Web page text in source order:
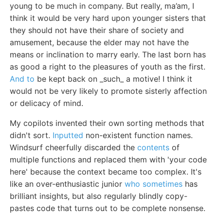
young to be much in company. But really, ma’am, I
think it would be very hard upon younger sisters that
they should not have their share of society and
amusement, because the elder may not have the
means or inclination to marry early. The last born has
as good a right to the pleasures of youth as the first.
And to be kept back on _such_ a motive! I think it
would not be very likely to promote sisterly affection
or delicacy of mind.
My copilots invented their own sorting methods that
didn't sort. Inputted non-existent function names.
Windsurf cheerfully discarded the contents of
multiple functions and replaced them with 'your code
here' because the context became too complex. It's
like an over-enthusiastic junior who sometimes has
brilliant insights, but also regularly blindly copy-
pastes code that turns out to be complete nonsense.